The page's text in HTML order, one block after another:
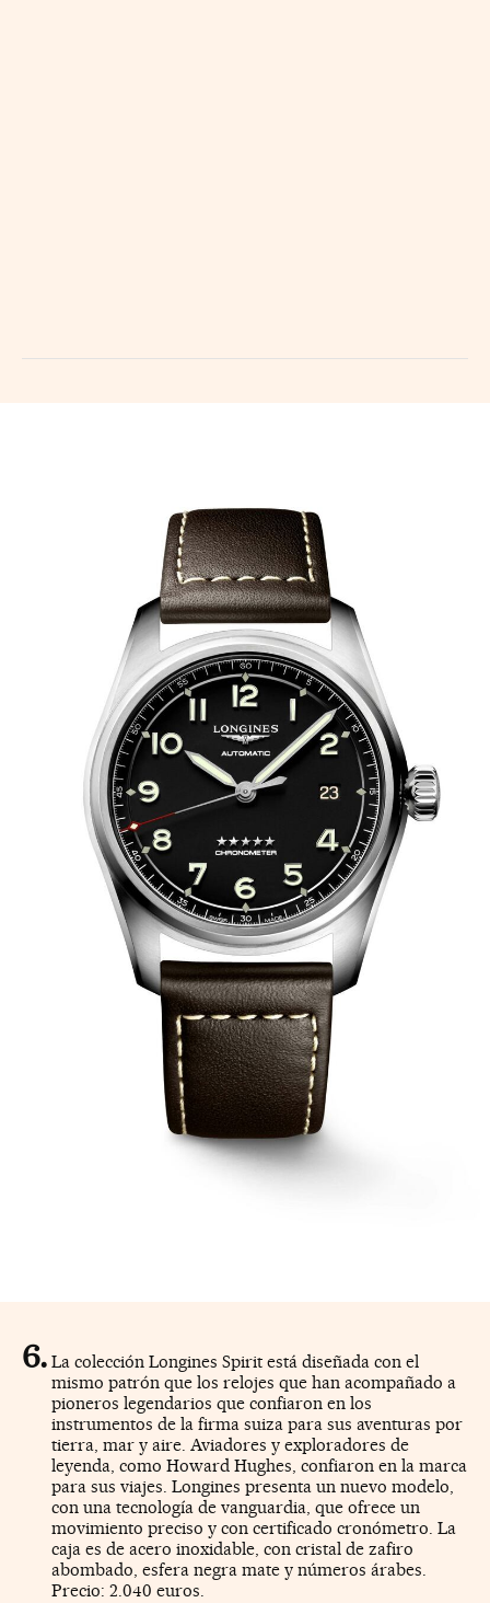
La colección Longines Spirit está diseñada con el
mismo patrón que los relojes que han acompañado a
pioneros legendarios que confiaron en los
instrumentos de la firma suiza para sus aventuras por
tierra, mar y aire. Aviadores y exploradores de
leyenda, como Howard Hughes, confiaron en la marca
para sus viajes. Longines presenta un nuevo modelo,
con una tecnología de vanguardia, que ofrece un
movimiento preciso y con certificado cronómetro. La
caja es de acero inoxidable, con cristal de zafiro
abombado, esfera negra mate y números árabes.
Precio: 2.040 euros.